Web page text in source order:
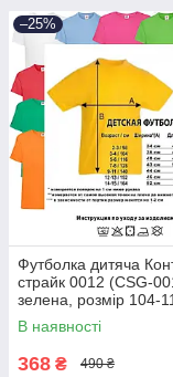
–25%
Футболка дитяча
страйк 0012 (CSG-
зелена, розмір 104-
140-152-164
В наявності
368 ₴ 490 ₴